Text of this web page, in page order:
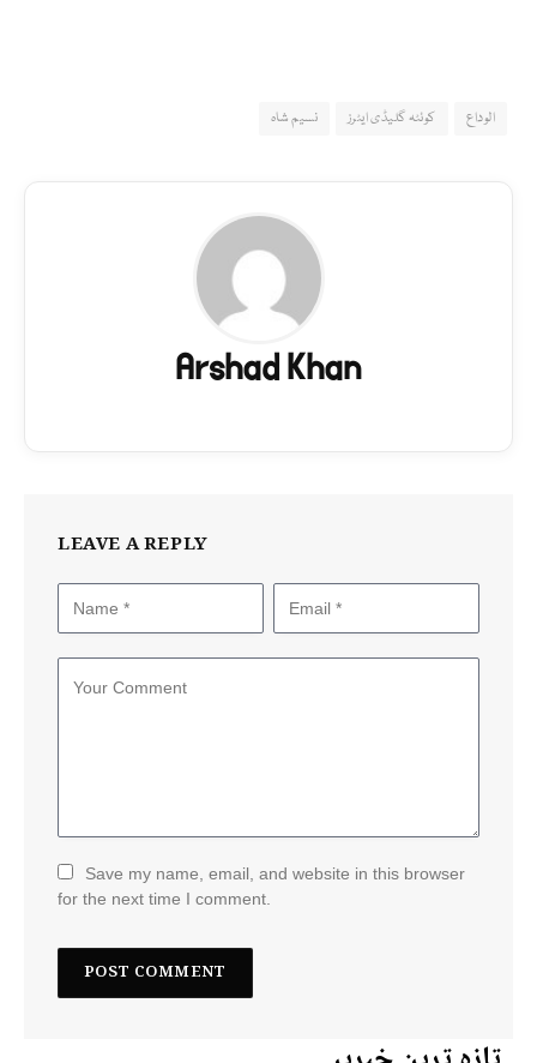
الوداع کوئٹہ گلیڈی ایٹرز نسیم شاہ
Arshad Khan
LEAVE A REPLY
Save my name, email, and website in this browser
for the next time I comment.